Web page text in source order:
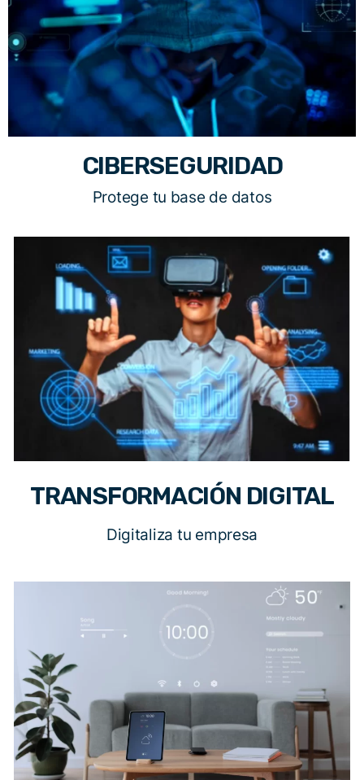
CIBERSEGURIDAD
Protege tu base de datos
TRANSFORMACIÓN DIGITAL
Digitaliza tu empresa